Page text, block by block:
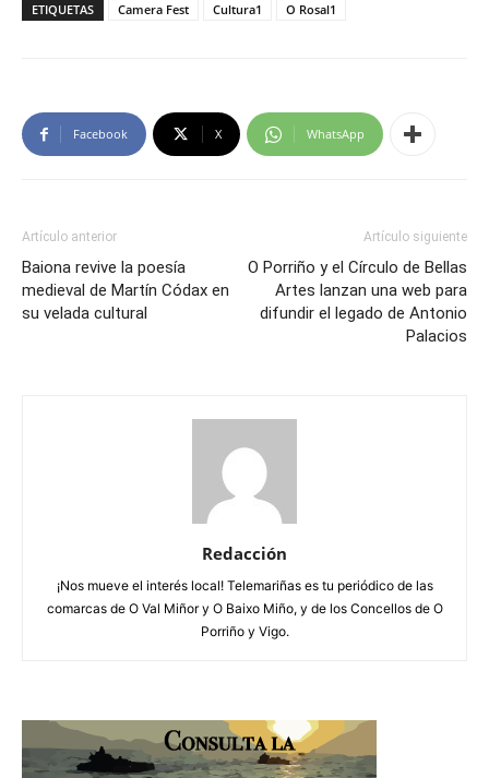
ETIQUETAS Camera Fest Cultura1 O Rosal1
Facebook X WhatsApp
Artículo anterior
Baiona revive la poesía
medieval de Martín Códax en
su velada cultural
Artículo siguiente
O Porriño y el Círculo de Bellas
Artes lanzan una web para
difundir el legado de Antonio
Palacios
Redacción
¡Nos mueve el interés local! Telemariñas es tu periódico de las
comarcas de O Val Miñor y O Baixo Miño, y de los Concellos de O
Porriño y Vigo.